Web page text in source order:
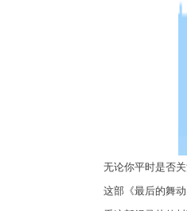
无论你平时是否
这部《最后的舞